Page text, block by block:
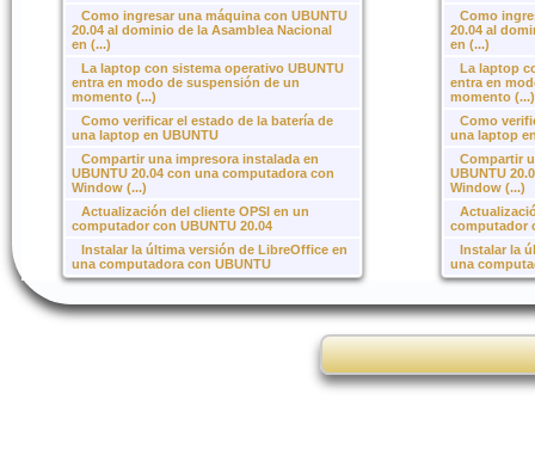
Como ingresar una máquina con UBUNTU
20.04 al dominio de la Asamblea Nacional
en (...)
La laptop con sistema operativo UBUNTU
entra en modo de suspensión de un
momento (...)
Como verificar el estado de la batería de
una laptop en UBUNTU
Compartir una impresora instalada en
UBUNTU 20.04 con una computadora con
Window (...)
Actualización del cliente OPSI en un
computador con UBUNTU 20.04
Instalar la última versión de LibreOffice en
una computadora con UBUNTU
Como
20.04 al
en (...)
La laptop
entra en
momento (...)
Como
una laptop
Compartir
UBUNTU
Window (...)
computador
Instalar la
una